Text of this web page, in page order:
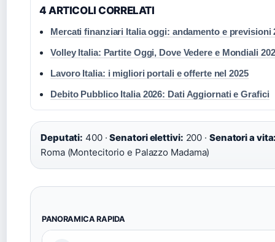
4 ARTICOLI CORRELATI
Mercati finanziari Italia oggi: andamento e previsioni
Volley Italia: Partite Oggi, Dove Vedere e Mondiali
Lavoro Italia: i migliori portali e offerte nel 2025
Debito Pubblico Italia 2026: Dati Aggiornati e Grafici
Deputati: 400 ·Senatori elettivi: 200 · Senatori a
Roma (Montecitorio e Palazzo Madama)
PANORAMICA RAPIDA